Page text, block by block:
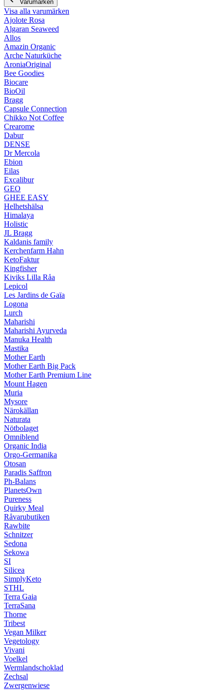
Varumärken
Visa alla varumärken
Ajolote Rosa
Algaran Seaweed
Allos
Amazin Organic
Arche Naturküche
AroniaOriginal
Bee Goodies
Biocare
BioOil
Bragg
Capsule Connection
Chikko Not Coffee
Crearome
Dabur
DENSE
Dr Mercola
Ebion
Eilas
Excalibur
GEO
GHEE EASY
Helhetshälsa
Himalaya
Holistic
JL Bragg
Kaldanis family
Kerchenfarm Hahn
KetoFaktur
Kingfisher
Kiviks Lilla Råa
Lepicol
Les Jardins de Gaïa
Logona
Lurch
Maharishi
Maharishi Ayurveda
Manuka Health
Mastika
Mother Earth
Mother Earth Big Pack
Mother Earth Premium Line
Mount Hagen
Muria
Mysore
Närokällan
Naturata
Nötbolaget
Omniblend
Organic India
Orgo-Germanika
Otosan
Paradis Saffron
Ph-Balans
PlanetsOwn
Pureness
Quirky Meal
Råvarubutiken
Rawbite
Schnitzer
Sedona
Sekowa
SI
Silicea
SimplyKeto
STHL
Terra Gaia
TerraSana
Thorne
Tribest
Vegan Milker
Vegetology
Vivani
Voelkel
Wermlandschoklad
Zechsal
Zwergenwiese